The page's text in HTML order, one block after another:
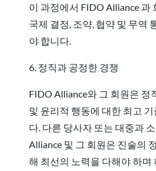
이 과정에서 FIDO Alliance 과
국제 결정, 조약, 협약 및 무역
야 합니다.
6. 정직과 공정한 경쟁
FIDO Alliance와 그 회원은 정
및 윤리적 행동에 대한 최고
다. 다른 당사자 또는 대중과
Alliance 및 그 회원은 진술의
해 최선의 노력을 다해야 하며